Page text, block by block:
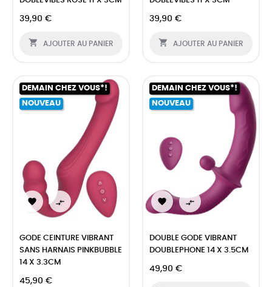
39,90 €
 AJOUTER AU PANIER
39,90 €
 AJOUTER AU PANIER
DEMAIN CHEZ VOUS*!
NOUVEAU
 
GODE CEINTURE VIBRANT
SANS HARNAIS PINKBUBBLE
14 X 3.3CM
45,90 €
DEMAIN CHEZ VOUS*!
NOUVEAU
 
DOUBLE GODE VIBRANT
DOUBLEPHONE 14 X 3.5CM
49,90 €